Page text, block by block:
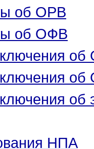
об ОРВ
об ОФВ
об
НПА